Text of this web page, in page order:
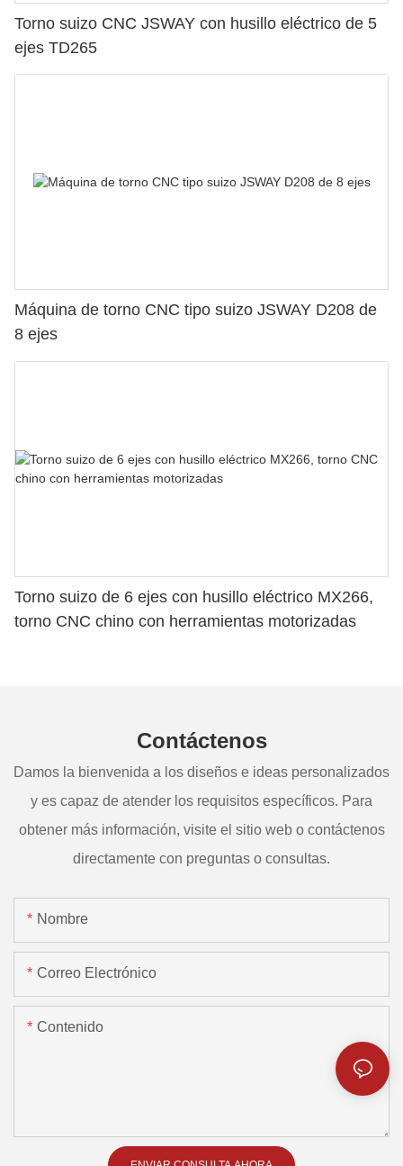
Torno suizo CNC JSWAY con husillo eléctrico de 5
ejes TD265
Máquina de torno CNC tipo suizo JSWAY D208 de
8 ejes
Torno suizo de 6 ejes con husillo eléctrico MX266,
torno CNC chino con herramientas motorizadas
Contáctenos
Damos la bienvenida a los diseños e ideas personalizados
y es capaz de atender los requisitos específicos. Para
obtener más información, visite el sitio web o contáctenos
directamente con preguntas o consultas.
Nombre
Correo Electrónico
Contenido